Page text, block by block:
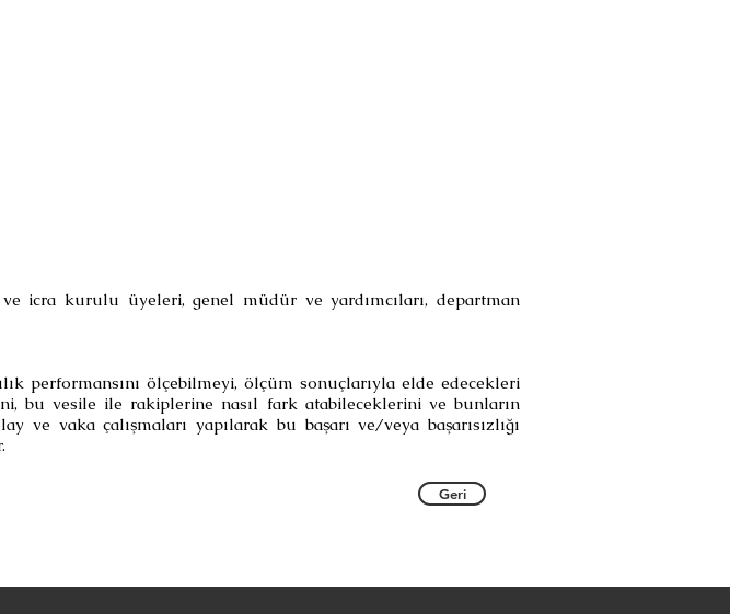
kurulu üyeleri, genel müdür ve yardımcıları, departman
performansını ölçebilmeyi, ölçüm sonuçlarıyla elde edecekleri
bu vesile ile rakiplerine nasıl fark atabileceklerini ve bunların
ve vaka çalışmaları yapılarak bu başarı ve/veya başarısızlığı
Geri